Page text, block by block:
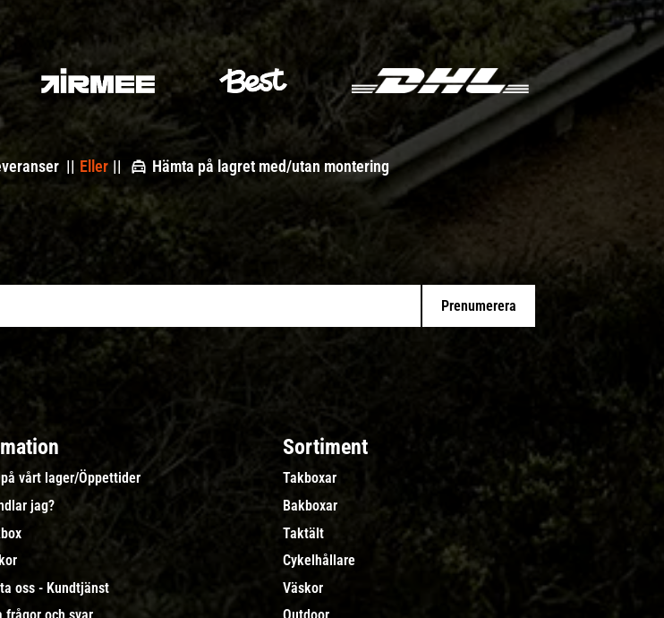
|| Eller || Hämta på lagret med/utan montering
Prenumerera
vårt lager/Öppettider
jag?
oss - Kundtjänst
Sortiment
Takboxar
Bakboxar
Taktält
Cykelhållare
Väskor